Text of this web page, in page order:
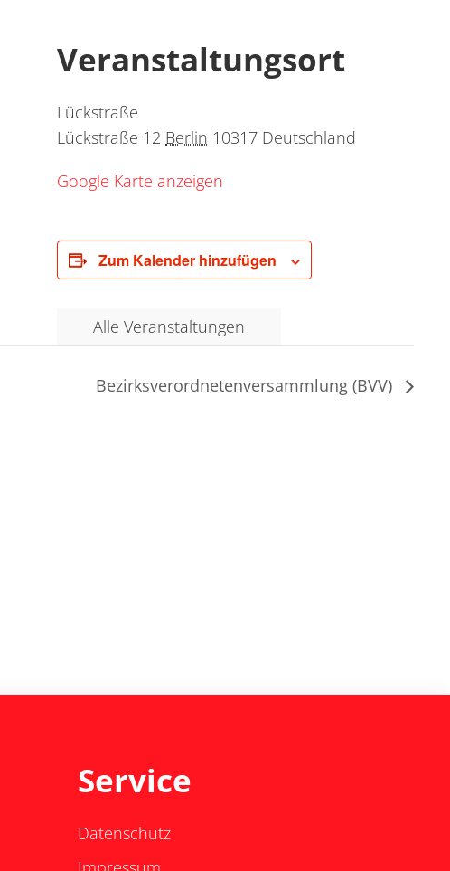
Veranstaltungsort
Lückstraße
Lückstraße 12 Berlin 10317 Deutschland
Google Karte anzeigen
Zum Kalender hinzufügen
Alle Veranstaltungen
Bezirksverordnetenversammlung (BVV)
Service
Datenschutz